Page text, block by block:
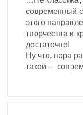
современный
этого
творчества и
достаточно!
Ну что, пора
такой –